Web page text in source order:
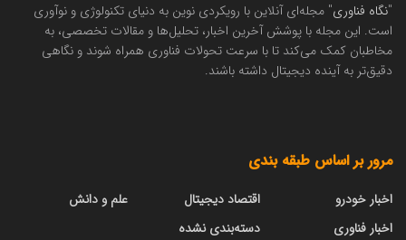
"نگاه فناوری" مجله‌ای آنلاین با رویکردی نوین به دنیای تکنولوژی و نوآوری
است. این مجله با پوشش آخرین اخبار، تحلیل‌ها و مقالات تخصصی، به
مخاطبان کمک می‌کند تا با سرعت تحولات فناوری همراه شوند و نگاهی
دقیق‌تر به آینده دیجیتال داشته باشند.
مرور بر اساس طبقه بندی
اخبار خودرو
اخبار فناوری
اقتصاد دیجیتال
دسته‌بندی نشده
علم و دانش